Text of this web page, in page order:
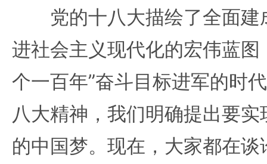
党的十八大描绘了全面建
进社会主义现代化的宏伟蓝图
个一百年”奋斗目标进军的时
八大精神，我们明确提出要
的中国梦。现在，大家都在